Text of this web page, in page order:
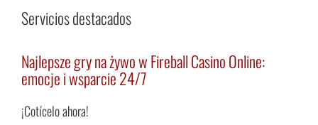
Servicios destacados
Najlepsze gry na żywo w Fireball Casino Online:
emocje i wsparcie 24/7
Detalles
¡Cotícelo ahora!